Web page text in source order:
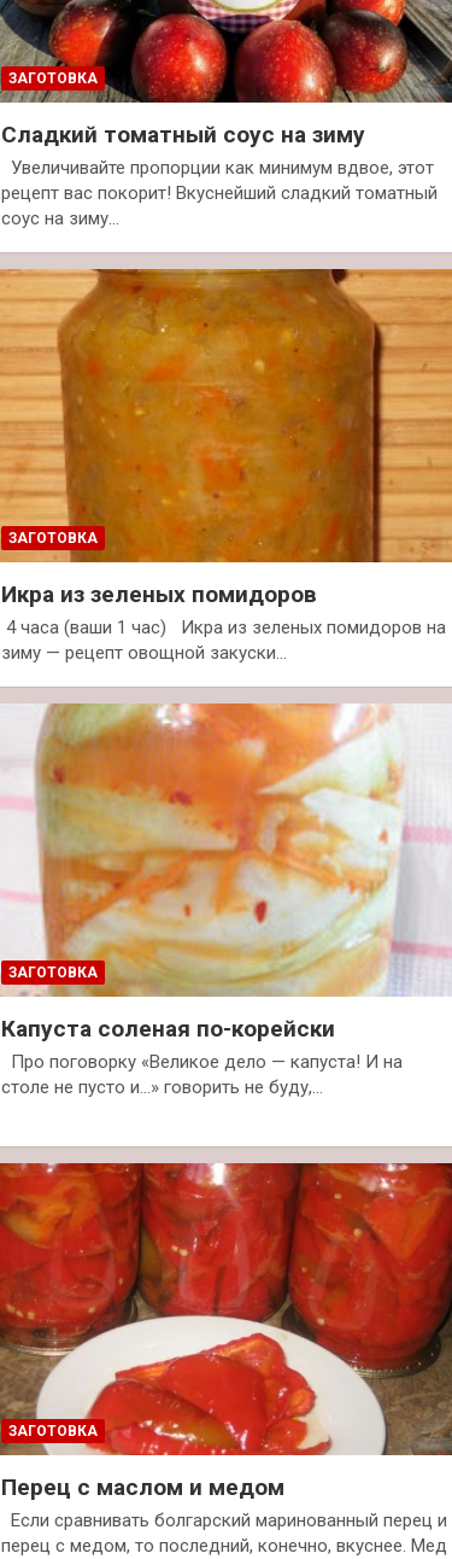
ЗАГОТОВКА
Сладкий томатный соус на зиму
Увеличивайте пропорции как минимум вдвое, этот
рецепт вас покорит! Вкуснейший сладкий томатный
соус на зиму…
ЗАГОТОВКА
Икра из зеленых помидоров
4 часа (ваши 1 час) Икра из зеленых помидоров на
зиму — рецепт овощной закуски…
ЗАГОТОВКА
Капуста соленая по-корейски
Про поговорку «Великое дело — капуста! И на
столе не пусто и…» говорить не буду,…
ЗАГОТОВКА
Перец с маслом и медом
Если сравнивать болгарский маринованный перец и
перец с медом, то последний, конечно, вкуснее. Мед